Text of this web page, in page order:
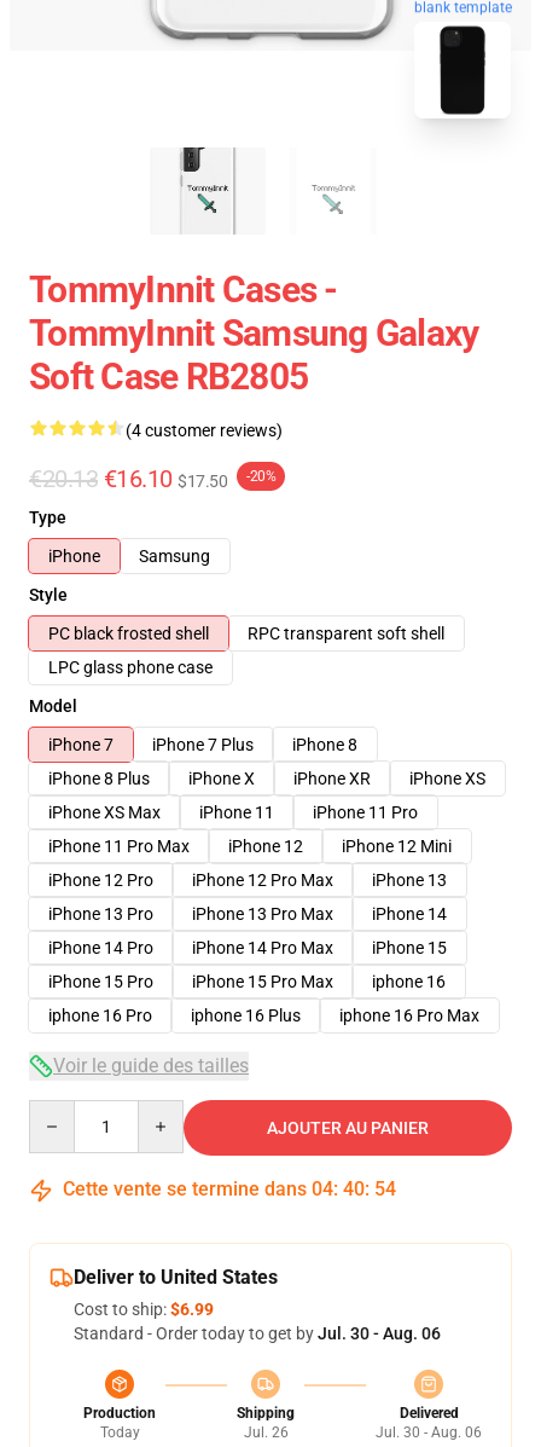
blank template
TommyInnit Cases -
TommyInnit Samsung Galaxy
Soft Case RB2805
(4 customer reviews)
€20.13 €16.10 $17.50 -20%
Type
iPhone
Samsung
Style
PC black frosted shell
RPC transparent soft shell
LPC glass phone case
Model
iPhone 7
iPhone 7 Plus
iPhone 8
iPhone 8 Plus
iPhone X iPhone XR
iPhone XS
iPhone XS Max
iPhone 11
iPhone 11 Pro
iPhone 11 Pro Max
iPhone 12
iPhone 12 Mini
iPhone 12 Pro
iPhone 12 Pro Max
iPhone 13
iPhone 13 Pro
iPhone 13 Pro Max
iPhone 14
iPhone 14 Pro
iPhone 14 Pro Max
iPhone 15
iPhone 15 Pro
iPhone 15 Pro Max
iphone 16
iphone 16 Pro
iphone 16 Plus iphone 16 Pro Max
Voir le guide des tailles
AJOUTER AU PANIER
Cette vente se termine dans 04: 40: 54
Deliver to United States
Cost to ship:$6.99
Standard - Order today to get byJul. 30 - Aug. 06
Production
Today
Shipping
Jul. 26
Delivered
Jul. 30 - Aug. 06